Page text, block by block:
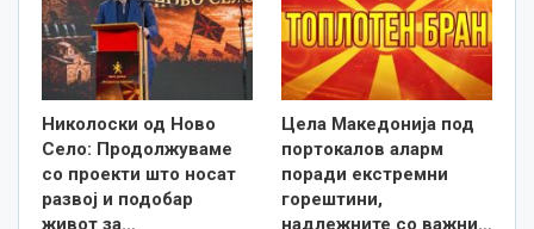
Николоски од Ново
Село: Продолжуваме
со проекти што носат
развој и подобар
живот за…
Цела Македонија под
портокалов аларм
поради екстремни
горештини,
надлежните со важни…